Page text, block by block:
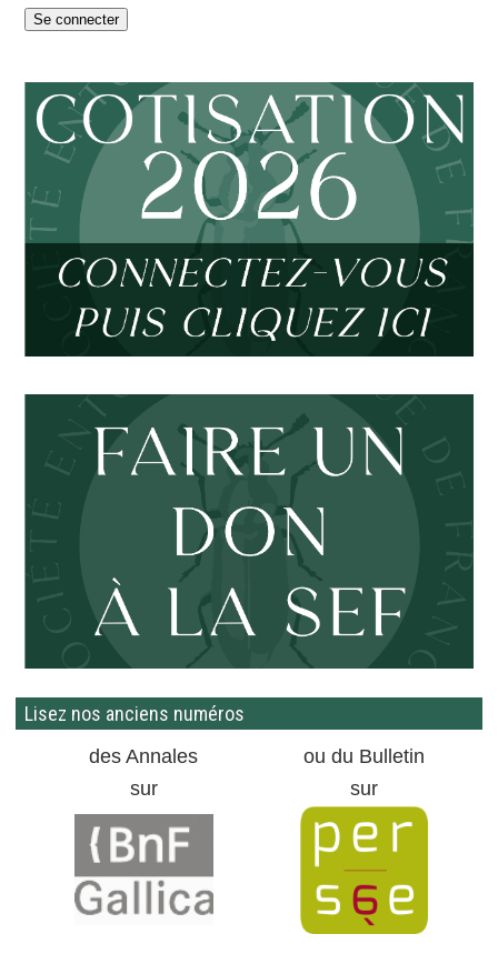
Se connecter
Lisez nos anciens numéros
des Annales
ou du Bulletin
sur
sur